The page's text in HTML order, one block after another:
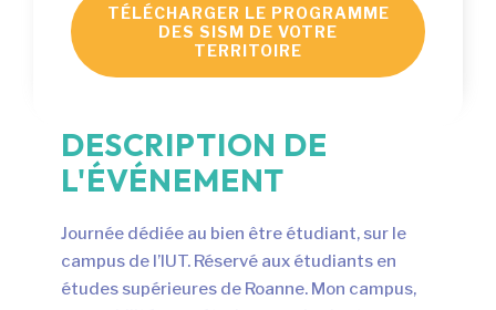
TÉLÉCHARGER LE PROGRAMME
DES SISM DE VOTRE
TERRITOIRE
DESCRIPTION DE
L'ÉVÉNEMENT
Journée dédiée au bien être étudiant, sur le
campus de l’IUT. Réservé aux étudiants en
études supérieures de Roanne. Mon campus,